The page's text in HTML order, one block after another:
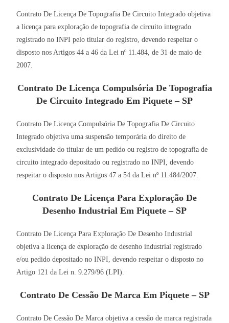
Contrato De Licença De Topografia De Circuito Integrado objetiva
a licença para exploração de topografia de circuito integrado
registrado no INPI pelo titular do registro, devendo respeitar o
disposto nos Artigos 44 a 46 da Lei nº 11.484, de 31 de maio de
2007.
Contrato De Licença Compulsória De Topografia
De Circuito Integrado Em Piquete – SP
Contrato De Licença Compulsória De Topografia De Circuito
Integrado objetiva uma suspensão temporária do direito de
exclusividade do titular de um pedido ou registro de topografia de
circuito integrado depositado ou registrado no INPI, devendo
respeitar o disposto nos Artigos 47 a 54 da Lei nº 11.484/2007.
Contrato De Licença Para Exploração De
Desenho Industrial Em Piquete – SP
Contrato De Licença Para Exploração De Desenho Industrial
objetiva a licença de exploração de desenho industrial registrado
e/ou pedido depositado no INPI, devendo respeitar o disposto no
Artigo 121 da Lei n. 9.279/96 (LPI).
Contrato De Cessão De Marca Em Piquete – SP
Contrato De Cessão De Marca objetiva a cessão de marca registrada